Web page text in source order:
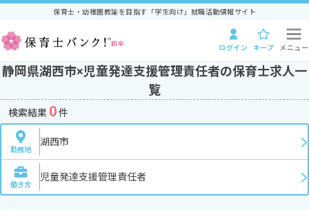
保育士・幼稚園教諭を目指す「学生向け」就職活動情報サイト
ログイン キープ メニュー
静岡県湖西市×児童発達支援管理責任者の保育士求人一
覧
検索結果 0件
勤務地
湖西市
働き方
児童発達支援管理責任者